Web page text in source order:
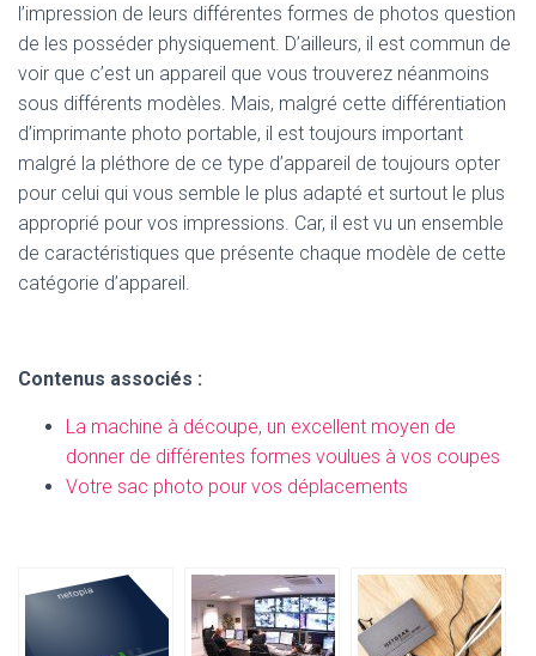
l’impression de leurs différentes formes de photos question
de les posséder physiquement. D’ailleurs, il est commun de
voir que c’est un appareil que vous trouverez néanmoins
sous différents modèles. Mais, malgré cette différentiation
d’imprimante photo portable, il est toujours important
malgré la pléthore de ce type d’appareil de toujours opter
pour celui qui vous semble le plus adapté et surtout le plus
approprié pour vos impressions. Car, il est vu un ensemble
de caractéristiques que présente chaque modèle de cette
catégorie d’appareil.
Contenus associés :
La machine à découpe, un excellent moyen de
donner de différentes formes voulues à vos coupes
Votre sac photo pour vos déplacements